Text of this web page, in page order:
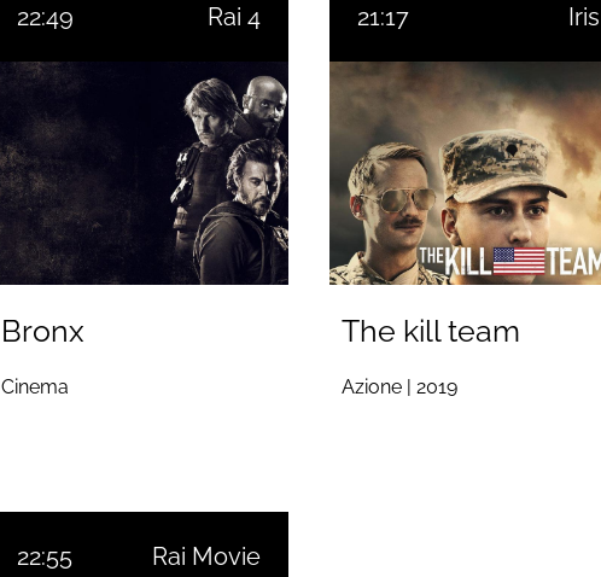
22:49 Rai 4
Bronx
Cinema
21:17 Iris
The kill team
Azione | 2019
22:55 Rai Movie